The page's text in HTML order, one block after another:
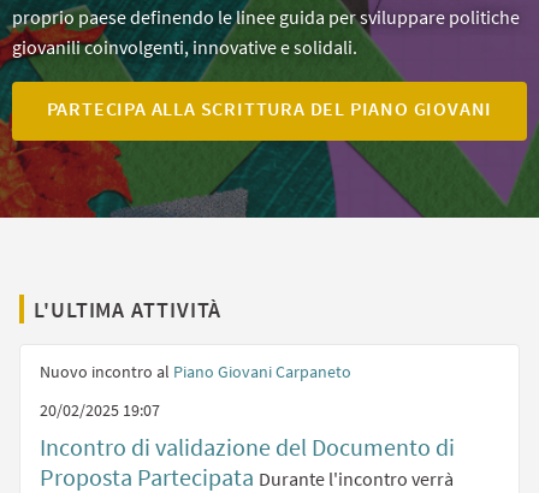
proprio paese definendo le linee guida per sviluppare politiche
giovanili coinvolgenti, innovative e solidali.
PARTECIPA ALLA SCRITTURA DEL PIANO GIOVANI
L'ULTIMA ATTIVITÀ
Nuovo incontro al Piano Giovani Carpaneto
20/02/2025 19:07
Incontro di validazione del Documento di
Proposta Partecipata Durante l'incontro verrà